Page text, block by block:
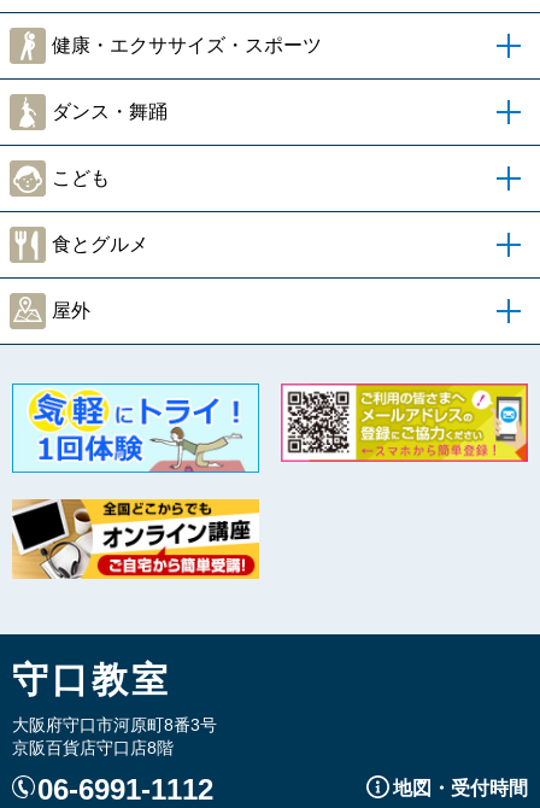
健康・エクササイズ・スポーツ
ダンス・舞踊
こども
食とグルメ
屋外
守口教室
大阪府守口市河原町8番3号
京阪百貨店守口店8階
06-6991-1112 地図・受付時間